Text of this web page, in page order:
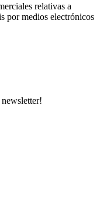
relativas a
por medios electrónicos
newsletter!